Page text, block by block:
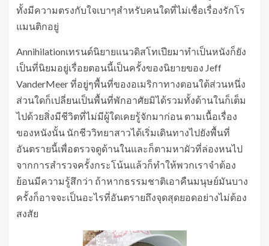
ทั้งมีความตรงกับใจเบาๆสำหรับคนใดที่ไม่เชื่อเรื่องรักโร
แมนติกอยู่
Annihilationเทรนด์นิยายแนวดิสโทเปียมาทำเป็นหนังก็ยัง
เป็นที่นิยมอยู่เรื่อยตอนนี้เป็นครั้งของนิยายของ Jeff
VanderMeer ที่อยู่ๆพื้นที่ของอเมริกาทางตอนใต้ส่วนหนึ่ง
ส่วนใดก็เปลี่ยนเป็นพื้นที่พักอาศัยมิได้รวมทั้งด้านในก็เต็ม
ไปด้วยสิ่งมีชีวิตที่ไม่มีผู้ใดเคยรู้จักมาก่อน ตามเนื้อเรื่อง
ของหนังนั้น นักชีววิทยาสาวได้เริ่มเดินทางไปยังพื้นที่
อันตรายนี้เพื่อตรวจดูด้านในและก็ตามหาผัวที่ล่องหนไป
จากการสำรวจครั้งกระโน้นแล้วก็ทำให้พวกเราจำต้อง
ย้อนมีความรู้สึกว่า ถ้าหากธรรมชาติเอาคืนมนุษย์มันบาง
ครั้งก็อาจจะเป็นอะไรที่อันตรายถึงจุดสุดยอดอย่างไม่ต้อง
สงสัย